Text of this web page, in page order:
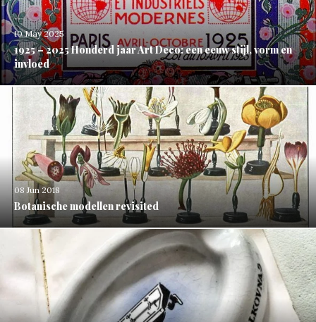
10 May 2025
1925 – 2025 Honderd jaar Art Deco: een eeuw stijl, vorm en
invloed
08 Jun 2018
Botanische modellen revisited